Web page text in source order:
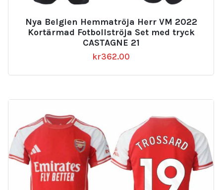
Nya Belgien Hemmatröja Herr VM 2022
Kortärmad Fotbollströja Set med tryck
CASTAGNE 21
kr362.00